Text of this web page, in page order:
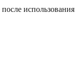
использования